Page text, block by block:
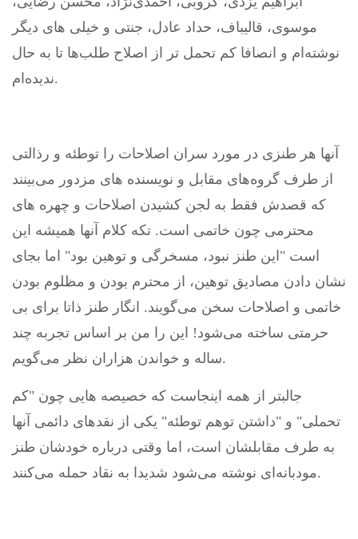
موسوی، قالیباف، حداد عادل، جنتی و خیلی های دیگر
نوشته‌ام و انصافا کم تحمل تر از اصلاح طلب‌ها تا به حال
ندیده‌ام.
آنها هر طنزی در مورد سران اصلاحات را توطئه و رذالتی
از طرف گروه‌های مقابل و نویسنده های مزدور می‌بینند
که قصدش فقط به لجن کشیدن اصلاحات و چهره های
محترمی چون خاتمی‌ است. تکه کلام آنها همیشه این
است "این طنز نبود، مسخرگی و توهین بود" اما بجای
نشان دادن مصادیق توهین، از محترم بودن و مظلوم بودن
خاتمی و اصلاحات سخن می‌گویند. انگار طنز ذاتا برای بی
حرمتی ساخته می‌شود! این را من بر اساس تجربه چند
ساله و خواندن هزاران نظر می‌گویم.
جالبتر از همه اینجاست که خصیصه هایی چون "کم
تحملی" و "داشتن توهم توطئه" یکی از نقدهای دائمی آنها
به طرف مقابلشان است، اما وقتی درباره خودشان طنز
مودبانه‌ای نوشته می‌شود شدیدا به نقاد حمله می‌کنند.